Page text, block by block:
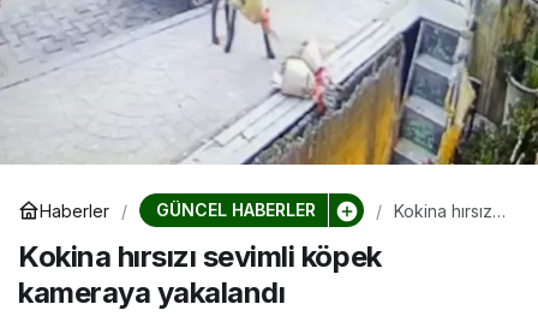
Haberler GÜNCEL HABERLER
Kokina hırsızı
Kokina hırsızı sevimli köpek
kameraya yakalandı